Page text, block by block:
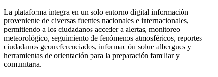
La plataforma integra en un solo entorno digital información
proveniente de diversas fuentes nacionales e internacionales,
permitiendo a los ciudadanos acceder a alertas, monitoreo
meteorológico, seguimiento de fenómenos atmosféricos, reportes
ciudadanos georreferenciados, información sobre albergues y
herramientas de orientación para la preparación familiar y
comunitaria.